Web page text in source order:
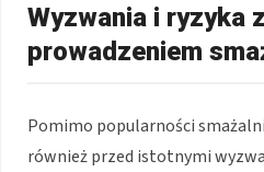
Wyzwania i ryzyka
prowadzeniem
Pomimo popularności
również przed istotnymi